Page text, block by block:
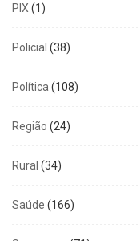
PIX (1)
Policial (38)
Política (108)
Região (24)
Rural (34)
Saúde (166)